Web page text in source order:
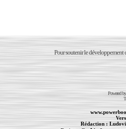
Pour soutenir le développement
Powered
Rédaction :